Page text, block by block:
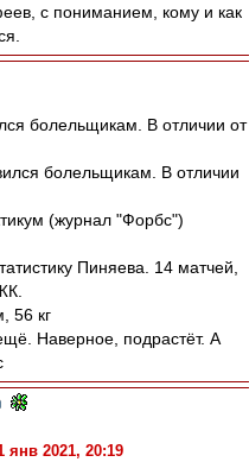
с пониманием, кому и как
болельщикам. В отличии от
болельщикам. В отличии
(журнал "Форбс")
Пиняева. 14 матчей,
56 кг
Наверное, подрастёт. А
янв 2021, 20:19